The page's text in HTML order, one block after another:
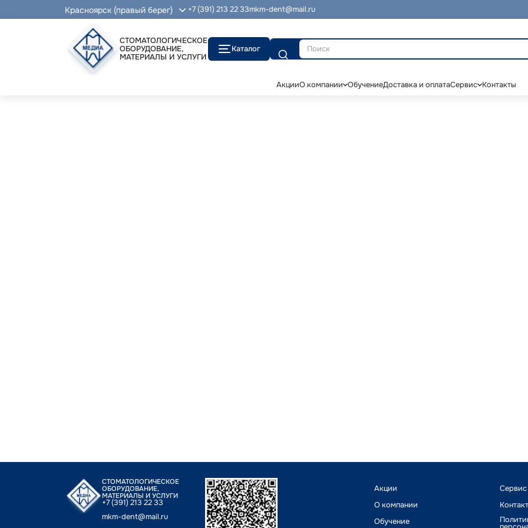
Красноярск (правый берег) +7 (391) 213 22 33mkm-dent@mail.ru
СТОМАТОЛОГИЧЕСКОЕ
ОБОРУДОВАНИЕ,
МАТЕРИАЛЫ И УСЛУГИ
Каталог
Поиск
АкцииО компании ОбучениеДоставка и оплатаСервис Контакты
СТОМАТОЛОГИЧЕСКОЕ
ОБОРУДОВАНИЕ,
МАТЕРИАЛЫ И УСЛУГИ
+7 (391) 213 22 33
mkm-dent@mail.ru
Акции
О компании
Обучение
Сервис